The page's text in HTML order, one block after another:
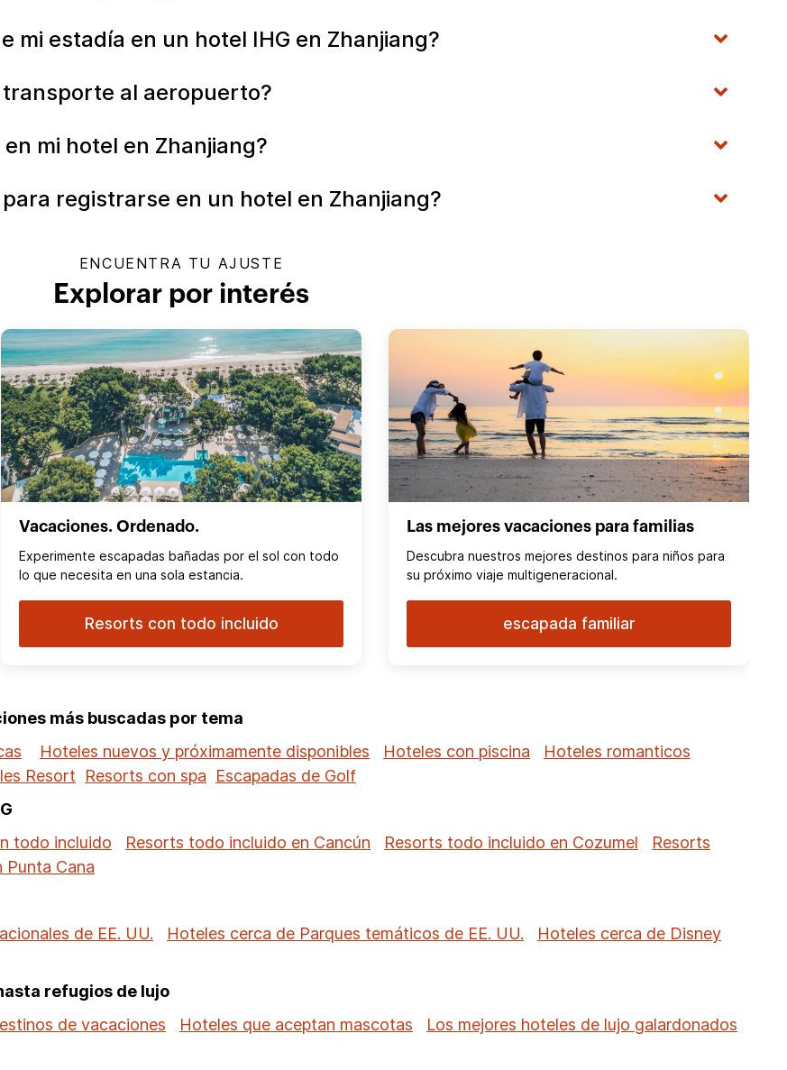
mi estadía en un hotel IHG en Zhanjiang?
al aeropuerto?
mi hotel en Zhanjiang?
registrarse en un hotel en Zhanjiang?
ENCUENTRA TU AJUSTE
Explorar por interés
Vacaciones. Ordenado.
Experimente escapadas bañadas por el sol con todo
lo que necesita en una sola estancia.
Resorts con todo incluido
Las mejores vacaciones para familias
Descubra nuestros mejores destinos para niños para
su próximo viaje multigeneracional.
escapada familiar
más buscadas por tema
Hoteles nuevos y próximamente disponibles Hoteles con piscina
Hoteles romanticos
Resort Resorts con spa
Escapadas de Golf
todo incluido Resorts todo incluido en Cancún Resorts todo incluido en Cozumel
Resorts
Punta Cana
de EE. UU. Hoteles cerca de Parques temáticos de EE. UU.
Hoteles cerca de Disney
refugios de lujo
de vacaciones Hoteles que aceptan mascotas
Los mejores hoteles de lujo galardonados